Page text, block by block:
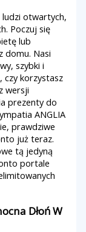
ludzi otwartych,
Poczuj się
lub
domu. Nasi
szybki i
czy korzystasz
wersji
prezenty do
ANGLIA
prawdziwe
już teraz.
tą jedyną
portale
Dłoń W